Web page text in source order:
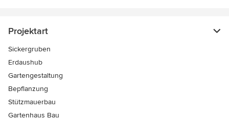
Projektart
Sickergruben
Erdaushub
Gartengestaltung
Bepflanzung
Stützmauerbau
Gartenhaus Bau